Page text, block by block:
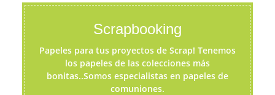
Scrapbooking
Papeles para tus proyectos de Scrap! Tenemos
los papeles de las colecciones más
bonitas..Somos especialistas en papeles de
comuniones.